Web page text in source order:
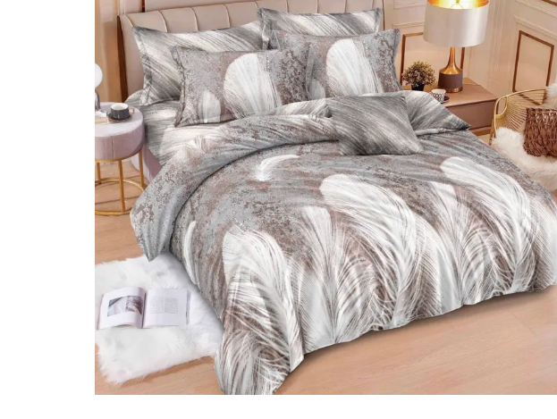
Lenjerii Creponate
Lenjerii de finet Iprimate Digital
Lenjerii de pat Bumbac 100%
Lenjerii de pat Finet + 2 Draperii
Lenjerii de pat Saten 4 piese cu